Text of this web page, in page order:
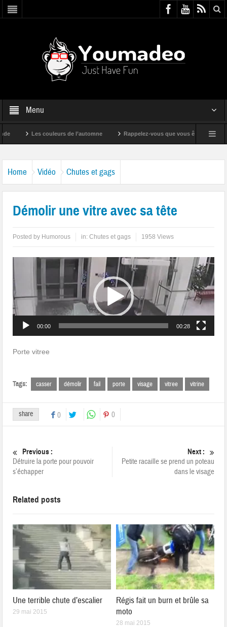
Menu
Les couleurs de l’automne Rappelez-vous que vous êtes super !
Home Vidéo Chutes et gags
Démolir une vitre avec sa tête
Posted by Humorous in:Chutes et gags 1958 Views
00:00 00:28
Porte vitree
Tags: casser démolir fail porte visage vitree vitrine
share 0 0
Previous :
Détruire la porte pour pouvoir
s’échapper
Next :
Petite racaille se prend un poteau
dans le visage
Related posts
Une terrible chute d’escalier
29 mai 2015
Régis fait un burn et brûle sa
moto
28 mai 2015